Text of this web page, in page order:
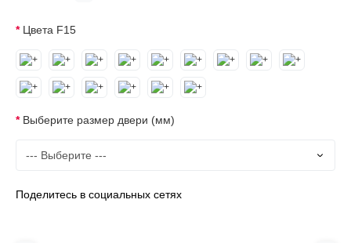
Цвета F15
Выберите размер двери (мм)
Поделитесь в социальных сетях